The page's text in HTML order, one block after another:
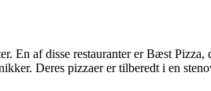
En af disse restauranter er Bæst Pizza,
Deres pizzaer er tilberedt i en